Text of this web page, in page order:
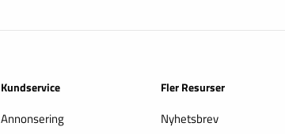
Kundservice
Annonsering
Fler Resurser
Nyhetsbrev